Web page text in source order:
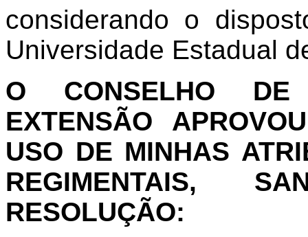
considerando o
Universidade Estadual
O CONSELHO
EXTENSÃO
USO DE MINHAS
REGIMENTAIS,
RESOLUÇÃO: